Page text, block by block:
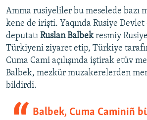
Amma rusiyeliler bu meselede bazı
kene de irişti. Yaqında Rusiye Devlet
deputatı Ruslan Balbekresmiy
Türkiyeni ziyaret etip, Türkiye
Cuma Cami açılışında iştirak etüv
Balbek, mezkür muzakerelerden
bildirdi.
Balbek, Cuma Caminiñ